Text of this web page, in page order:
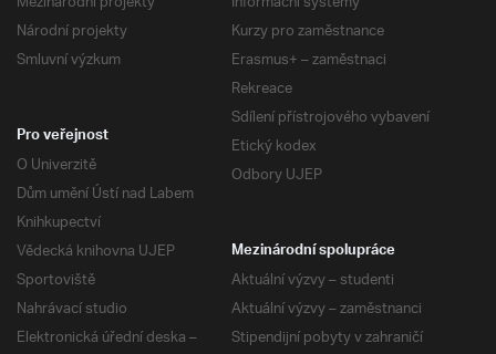
Národní projekty
Smluvní výzkum
Kurzy pro zaměstnance
Erasmus+ – zaměstnaci
Rekreace
Sdílení přístrojového vybavení
Etický kodex
Odbory UJEP
Pro veřejnost
O Univerzitě
Dům umění Ústí nad Labem
Knihkupectví
Vědecká knihovna UJEP
Sportoviště
Nahrávací studio
Elektronická úřední deska –
Mezinárodní spolupráce
Aktuální výzvy – studenti
Aktuální výzvy – zaměstnanci
Stipendijní pobyty v zahraničí